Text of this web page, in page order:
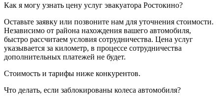
Как я могу узнать цену услуг эвакуатора Ростокино?
Оставьте заявку или позвоните нам для уточнения стоимости.
Независимо от района нахождения вашего автомобиля,
быстро рассчитаем условия сотрудничества. Цена услуг
указывается за километр, в процессе сотрудничества
дополнительных платежей не будет.
Стоимость и тарифы ниже конкурентов.
Что делать, если заблокированы колеса автомобиля?